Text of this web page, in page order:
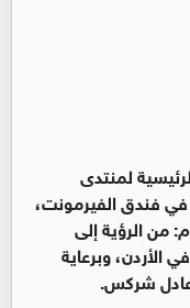
لمنتدى
2025، الذي عُقد في فندق الفيرمونت،
من الرؤية إلى
وبرعاية
عادل شركس.